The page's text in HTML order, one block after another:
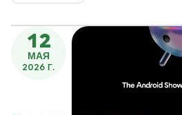
Compose First как стандарта
пользовательского
высокопроизводительной
медиаконтента и
расширяющейся экосистемы.
12
МАЯ
2026 Г.